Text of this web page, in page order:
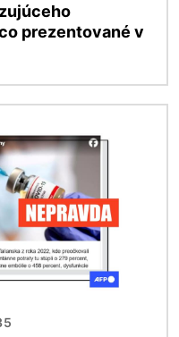
prezentované v